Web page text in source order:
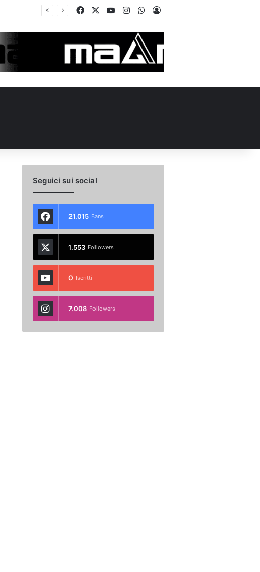
FacebookYou TubeInstagramWhatsApp
Accedi
Seguici sui social
21.015 Fans
1.553 Followers
0 Iscritti
7.008 Followers